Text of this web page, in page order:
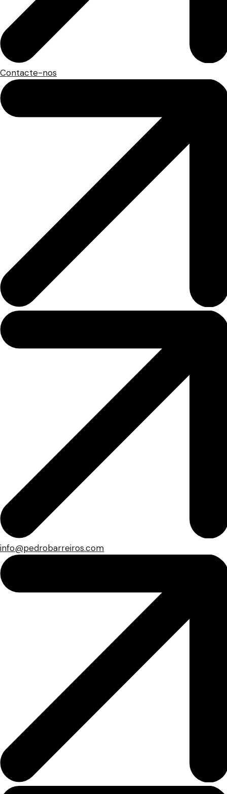
Contacte-nos
info@pedrobarreiros.com